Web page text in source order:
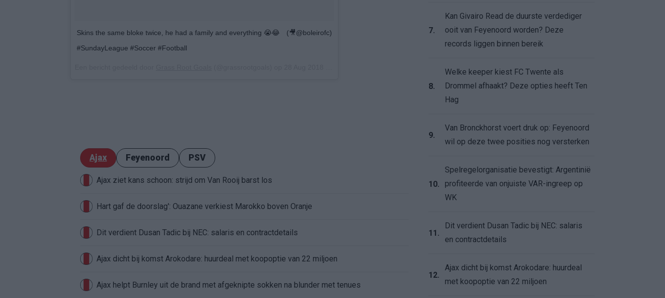
Skins the same bloke twice, he had a family and everything 😭😂⠀ (🎥@boleirofc)
#SundayLeague #Soccer #Football
Ajax Feyenoord PSV
Ajax ziet kans schoon: strijd om Van Rooij barst los
Hart gaf de doorslag': Ouazane verkiest Marokko boven Oranje
Dit verdient Dusan Tadic bij NEC: salaris en contractdetails
Ajax dicht bij komst Arokodare: huurdeal met koopoptie van 22 miljoen
Ajax helpt Burnley uit de brand met afgeknipte sokken na blunder met tenues
7.
Kan Givairo Read de duurste verdediger
ooit van Feyenoord worden? Deze
records liggen binnen bereik
8.
Welke keeper kiest FC Twente als
Drommel afhaakt? Deze opties heeft Ten
Hag
9.
Van Bronckhorst voert druk op: Feyenoord
wil op deze twee posities nog versterken
10.
Spelregelorganisatie bevestigt: Argentinië
profiteerde van onjuiste VAR-ingreep op
WK
11.
Dit verdient Dusan Tadic bij NEC: salaris
en contractdetails
12.
Ajax dicht bij komst Arokodare: huurdeal
met koopoptie van 22 miljoen